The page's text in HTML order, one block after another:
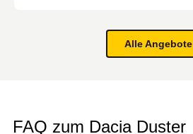
Alle Angebote
FAQ zum Dacia Duster